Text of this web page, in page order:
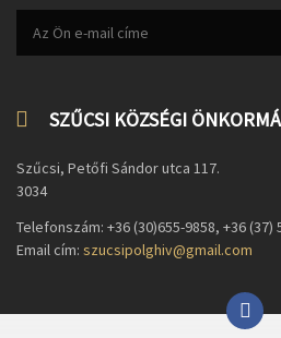
SZŰCSI KÖZSÉGI
Szűcsi, Petőfi Sándor utca 117.
3034
Telefonszám: +36 (30)655-9858, +36 (37)
Email cím: szucsipolghiv@gmail.com